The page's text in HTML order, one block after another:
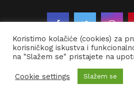
@2020 - BHDINFODESK. All
Koristimo kolačiće (cookies) za
korisničkog iskustva i
na "Slažem se" pristajete na
Cookie settings Slažem se